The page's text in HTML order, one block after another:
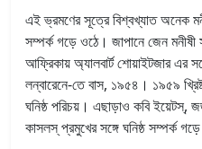
এই ভ্রমণের সূত্রে বিশ্বখ্যাত অনেক
সম্পর্ক গড়ে ওঠে। জাপানে জেন
আফ্রিকায় অ্যালবার্ট শোয়াইটজার এর
লন্বারেনে-তে বাস, ১৯৫৪। ১৯৫৯
ঘনিষ্ঠ পরিচয়। এছাড়াও কবি ইয়েটস্‌,
কাসলস্‌ প্রমুখের সঙ্গে ঘনিষ্ঠ সম্পর্ক